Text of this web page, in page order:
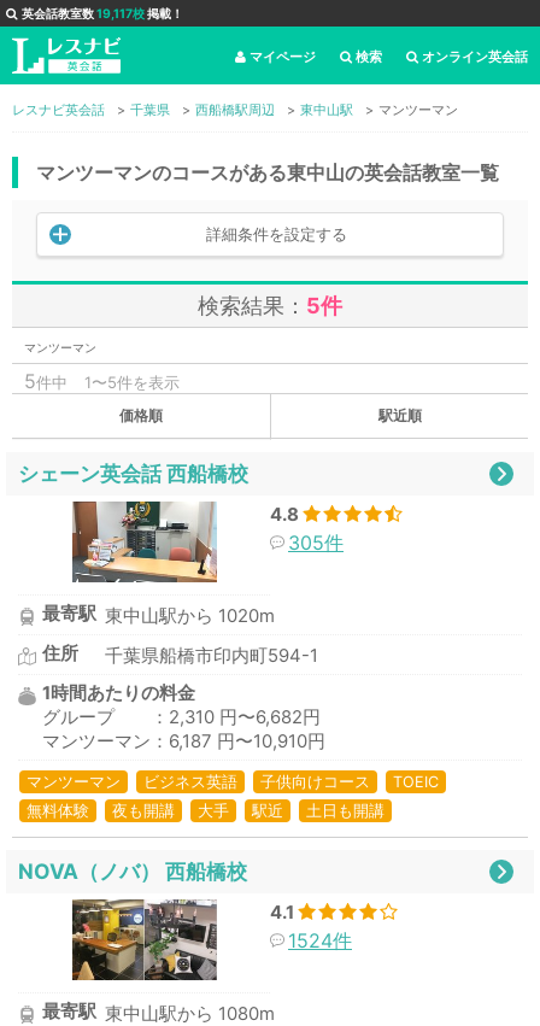
英会話教室数19,117校掲載！
オンライン英会話
検索
マイページ
レスナビ英会話 千葉県 西船橋駅周辺 東中山駅 マンツーマン
マンツーマンのコースがある東中山の英会話教室一覧
詳細条件を設定する
検索結果： 5件
マンツーマン
5件中 1〜5件を表示
価格順 駅近順
シェーン英会話 西船橋校
4.8
305件
最寄駅 東中山駅から 1020m
住所
千葉県船橋市印内町594-1
1時間あたりの料金
グループ ：2,310 円〜6,682円
マンツーマン：6,187 円〜10,910円
マンツーマン ビジネス英語 子供向けコース
TOEIC
無料体験
夜も開講 大手 駅近 土日も開講
NOVA（ノバ） 西船橋校
4.1
1524件
最寄駅 東中山駅から 1080m